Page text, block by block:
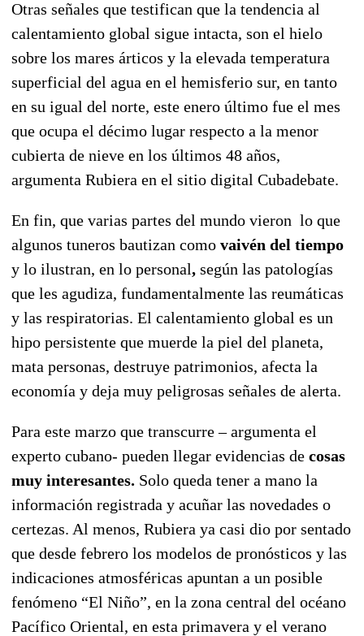
Otras señales que testifican que la tendencia al
calentamiento global sigue intacta, son el hielo
sobre los mares árticos y la elevada temperatura
superficial del agua en el hemisferio sur, en tanto
en su igual del norte, este enero último fue el mes
que ocupa el décimo lugar respecto a la menor
cubierta de nieve en los últimos 48 años,
argumenta Rubiera en el sitio digital Cubadebate.
En fin, que varias partes del mundo vieron lo que
algunos tuneros bautizan como vaivén del tiempo
y lo ilustran, en lo personal, según las patologías
que les agudiza, fundamentalmente las reumáticas
y las respiratorias. El calentamiento global es un
hipo persistente que muerde la piel del planeta,
mata personas, destruye patrimonios, afecta la
economía y deja muy peligrosas señales de alerta.
Para este marzo que transcurre – argumenta el
experto cubano- pueden llegar evidencias de cosas
muy interesantes. Solo queda tener a mano la
información registrada y acuñar las novedades o
certezas. Al menos, Rubiera ya casi dio por sentado
que desde febrero los modelos de pronósticos y las
indicaciones atmosféricas apuntan a un posible
fenómeno “El Niño”, en la zona central del océano
Pacífico Oriental, en esta primavera y el verano